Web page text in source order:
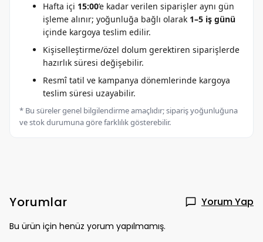
Hafta içi 15:00’e kadar verilen siparişler aynı gün
işleme alınır; yoğunluğa bağlı olarak 1–5 iş günü
içinde kargoya teslim edilir.
Kişiselleştirme/özel dolum gerektiren siparişlerde
hazırlık süresi değişebilir.
Resmî tatil ve kampanya dönemlerinde kargoya
teslim süresi uzayabilir.
* Bu süreler genel bilgilendirme amaçlıdır; sipariş yoğunluğuna
ve stok durumuna göre farklılık gösterebilir.
Yorumlar Yorum Yap
Bu ürün için henüz yorum yapılmamış.